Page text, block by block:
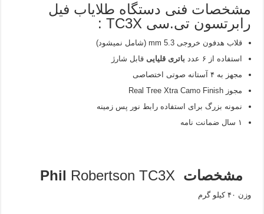
مشخصات فنی دستگاه طلایاب فیل
رابرتسون تی.سی TC3X :
قلاب هدفون خروجی mm 5.3 (شامل نمیشود)
استفاده از ۶ عدد
باتری قلیایی قابل شارژ
مجهز به ۴ آستانه صوتی اختصاصی
مجوزReal Tree Xtra Camo Finish
نمونه بزرگ برای استفاده رابط نور پس زمینه
۱ سال ضمانت نامه
مشخصات Phil Robertson TC3X
وزن ۴۰ کیلو گرم